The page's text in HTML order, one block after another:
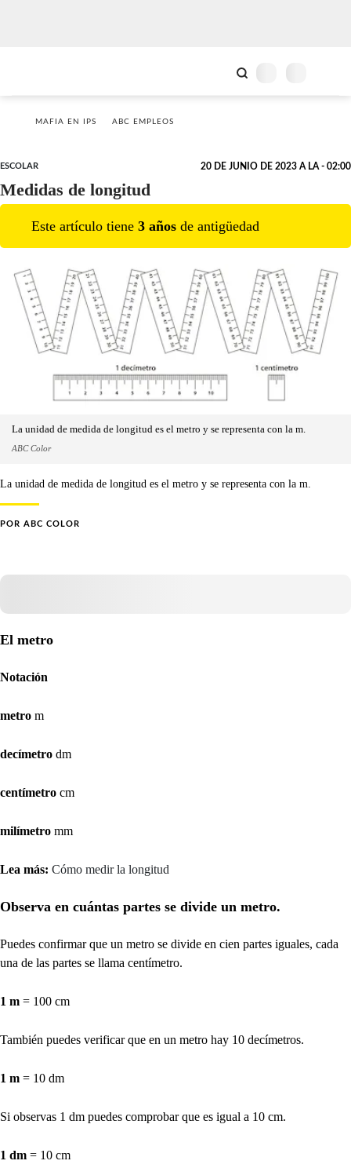
MAFIA EN IPS ABC EMPLEOS
ESCOLAR 20 DE JUNIO DE 2023 A LA - 02:00
Medidas de longitud
Este artículo tiene 3 años de antigüedad
La unidad de medida de longitud es el metro y se representa con la m.
ABC Color
La unidad de medida de longitud es el metro y se representa con la m.
POR ABC COLOR
El metro
Notación
metro m
decímetro dm
centímetro cm
milímetro mm
Lea más: Cómo medir la longitud
Observa en cuántas partes se divide un metro.
Puedes confirmar que un metro se divide en cien partes iguales, cada
una de las partes se llama centímetro.
1 m = 100 cm
También puedes verificar que en un metro hay 10 decímetros.
1 m = 10 dm
Si observas 1 dm puedes comprobar que es igual a 10 cm.
1 dm = 10 cm